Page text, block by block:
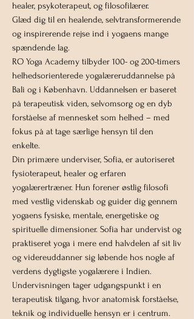
healer, psykoterapeut, og filosofilærer.
Glæd dig til en healende, selvtransformerende
og inspirerende rejse ind i yogaens mange
spændende lag.
RO Yoga Academy tilbyder 100- og 200-timers
helhedsorienterede yogalæreruddannelse på
Bali og i København. Uddannelsen er baseret
på terapeutisk viden, selvomsorg og en dyb
forståelse af mennesket som helhed – med
fokus på at tage særlige hensyn til den
enkelte.
Din primære underviser, Sofia, er autoriseret
fysioterapeut, healer og erfaren
yogalærertræner. Hun forener østlig filosofi
med vestlig videnskab og guider dig gennem
yogaens fysiske, mentale, energetiske og
spirituelle dimensioner. Sofia har undervist og
praktiseret yoga i mere end halvdelen af sit liv
og videreuddanner sig løbende hos nogle af
verdens dygtigste yogalærere i Indien.
Undervisningen tager udgangspunkt i en
terapeutisk tilgang, hvor anatomisk forståelse,
teknik og individuelle hensyn er i centrum.